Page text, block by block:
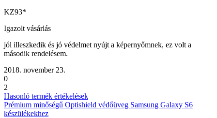
KZ93*
Igazolt vásárlás
jól illeszkedik és jó védelmet nyújt a képernyőmnek, ez volt a
második rendelésem.
2018. november 23.
0
2
Hasonló termék értékelések
Prémium minőségű Optishield védőüveg Samsung Galaxy S6
készülékekhez